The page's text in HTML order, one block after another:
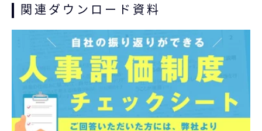
関連ダウンロード資料